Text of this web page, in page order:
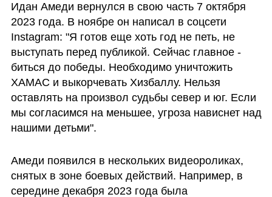
Идан Амеди вернулся в свою часть 7 октября
2023 года. В ноябре он написал в соцсети
Instagram: "Я готов еще хоть год не петь, не
выступать перед публикой. Сейчас главное -
биться до победы. Необходимо уничтожить
ХАМАС и выкорчевать Хизбаллу. Нельзя
оставлять на произвол судьбы север и юг. Если
мы согласимся на меньшее, угроза нависнет над
нашими детьми".
Амеди появился в нескольких видеороликах,
снятых в зоне боевых действий. Например, в
середине декабря 2023 года была